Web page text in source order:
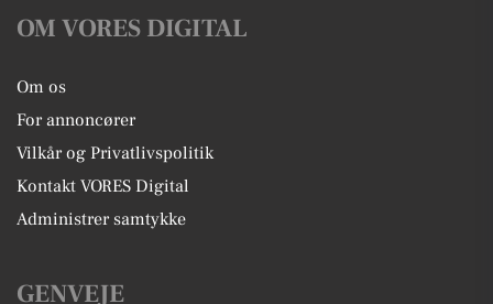
OM VORES DIGITAL
Om os
For annoncører
Vilkår og Privatlivspolitik
Kontakt VORES Digital
Administrer samtykke
GENVEJE